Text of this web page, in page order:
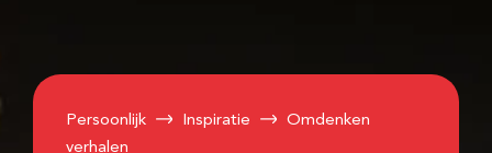
Persoonlijk Inspiratie
Omdenken
verhalen